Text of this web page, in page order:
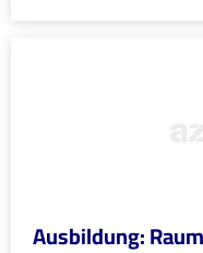
Ausbildung: